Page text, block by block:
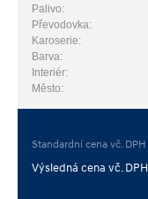
Palivo:
Převodovka:
Karoserie:
Barva:
Interiér:
Město:
Standardní cena vč. DPH
Výsledná cena vč. DPH